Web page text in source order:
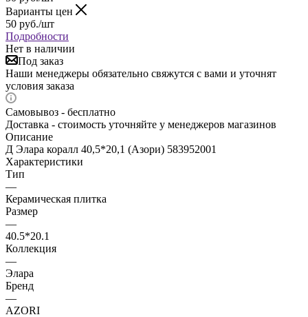
Варианты цен
50 руб./шт
Подробности
Нет в наличии
Под заказ
Наши менеджеры обязательно свяжутся с вами и уточнят
условия заказа
Самовывоз - бесплатно
Доставка - стоимость уточняйте у менеджеров магазинов
Описание
Д Элара коралл 40,5*20,1 (Азори) 583952001
Характеристики
Тип
—
Керамическая плитка
Размер
—
40.5*20.1
Коллекция
—
Элара
Бренд
—
AZORI